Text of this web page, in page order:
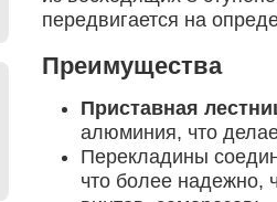
передвигается на
Преимущества
Приставная
алюминия, что
Перекладины
что более надежно,